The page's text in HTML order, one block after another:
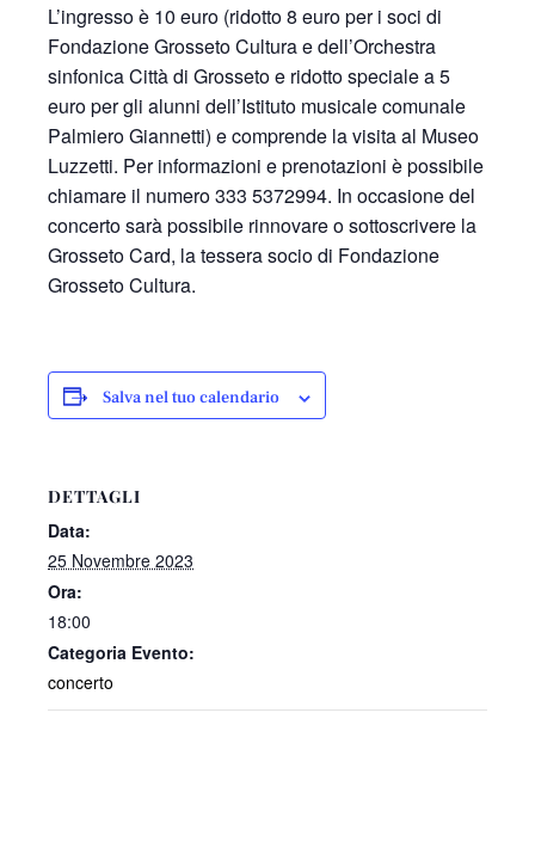
L’ingresso è 10 euro (ridotto 8 euro per i soci di
Fondazione Grosseto Cultura e dell’Orchestra
sinfonica Città di Grosseto e ridotto speciale a 5
euro per gli alunni dell’Istituto musicale comunale
Palmiero Giannetti) e comprende la visita al Museo
Luzzetti. Per informazioni e prenotazioni è possibile
chiamare il numero 333 5372994. In occasione del
concerto sarà possibile rinnovare o sottoscrivere la
Grosseto Card, la tessera socio di Fondazione
Grosseto Cultura.
Salva nel tuo calendario
DETTAGLI
Data:
25 Novembre 2023
Ora:
18:00
Categoria Evento:
concerto